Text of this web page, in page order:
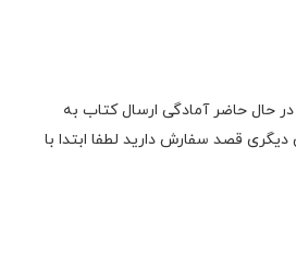
حال حاضر آمادگی ارسال کتاب به
دیگری قصد سفارش دارید لطفا ابتدا با